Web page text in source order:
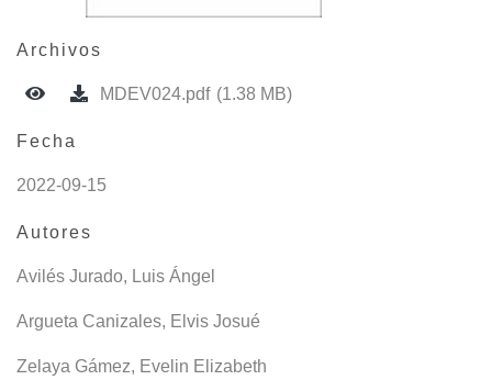
Archivos
MDEV024.pdf (1.38 MB)
Fecha
2022-09-15
Autores
Avilés Jurado, Luis Ángel
Argueta Canizales, Elvis Josué
Zelaya Gámez, Evelin Elizabeth